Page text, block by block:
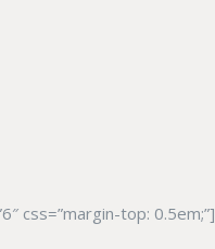
css=”margin-top: